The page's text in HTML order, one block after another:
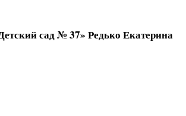
сад № 37» Редько Екатерина